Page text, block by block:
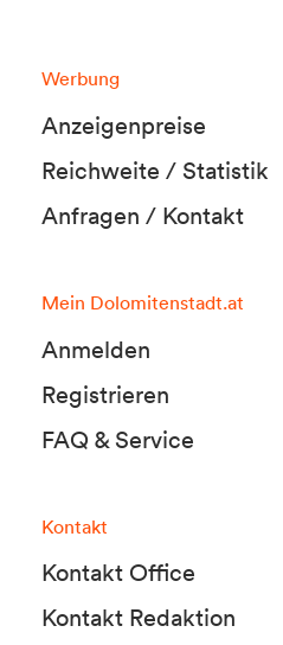
Werbung
Anzeigenpreise
Reichweite / Statistik
Anfragen / Kontakt
Mein Dolomitenstadt.at
Anmelden
Registrieren
FAQ & Service
Kontakt
Kontakt Office
Kontakt Redaktion